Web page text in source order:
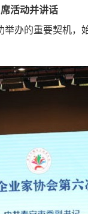
活动并讲话
办的重要契机，